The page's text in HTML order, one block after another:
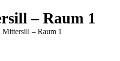
– Raum 1
hier:
Mittersill – Raum 1